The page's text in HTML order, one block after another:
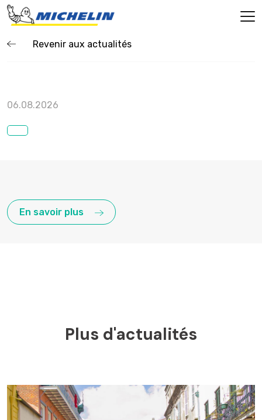
Revenir aux actualités
06.08.2026
En savoir plus
Plus d'actualités